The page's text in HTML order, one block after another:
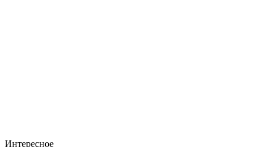
Интересное